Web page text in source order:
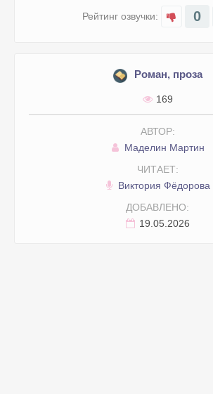
Рейтинг озвучки: 0
Роман, проза
169
АВТОР:
Маделин Мартин
ЧИТАЕТ:
Виктория Фёдорова
ДОБАВЛЕНО:
19.05.2026